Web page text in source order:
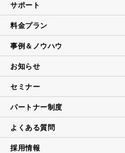
サポート
料金プラン
事例＆ノウハウ
お知らせ
セミナー
パートナー制度
よくある質問
採用情報